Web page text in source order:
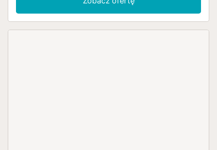
jest to również miejsce dla Ciebie: jedna z najlepszych plaż
na Costa Blanca znajduje się w odległości zaledwie 10